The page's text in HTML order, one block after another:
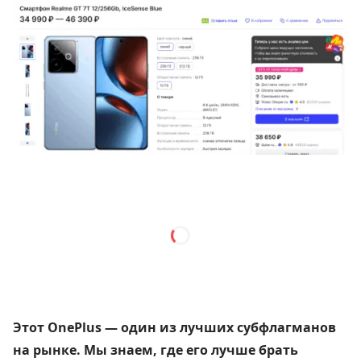
Этот OnePlus — один из лучших субфлагманов
на рынке. Мы знаем, где его лучше брать